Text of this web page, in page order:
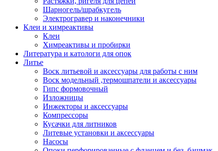
Шарногель/шрабкугель
Электрогравер и наконечники
Клеи и химреактивы
Клеи
Химреактивы и пробирки
Литература и катологи для опок
Литье
Воск литьевой и аксессуары для работы с ним
Воск модельный ,термошпатели и аксессуары
Гипс формовочный
Изложницы
Инжекторы и аксессуары
Компрессоры
Кусачки для литников
Литевые установки и аксессуары
Насосы